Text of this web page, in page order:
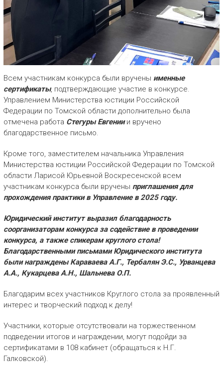
Всем участникам конкурса были вручены именные
сертификаты, подтверждающие участие в конкурсе.
Управлением Министерства юстиции Российской
Федерации по Томской области дополнительно была
отмечена работа Стегуры Евгениии вручено
благодарственное письмо.
Кроме того, заместителем начальника Управления
Министерства юстиции Российской Федерации по Томской
области Ларисой Юрьевной Воскресенской всем
участникам конкурса были вручены приглашения для
прохождения практики в Управление в 2025 году.
Юридический институт выразил благодарность
соорганизаторам конкурса за содействие в проведении
конкурса, а также спикерам круглого стола!
Благодарственными письмами Юридического института
были награждены Караваева А.Г., Тербалян Э.С., Урванцева
А.А., Кукарцева А.Н., Шальнева О.П.
Благодарим всех участников Круглого стола за проявленный
интерес и творческий подход к делу!
Участники, которые отсутствовали на торжественном
подведении итогов и награждении, могут подойди за
сертификатами в 108 кабинет (обращаться к Н.Г.
Галковской).